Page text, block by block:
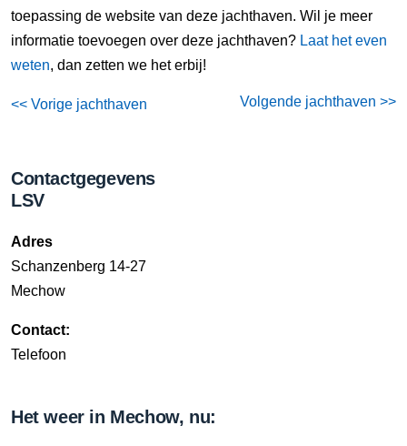
toepassing de website van deze jachthaven. Wil je meer
informatie toevoegen over deze jachthaven? Laat het even
weten, dan zetten we het erbij!
<< Vorige jachthaven Volgende jachthaven >>
Contactgegevens
LSV
Adres
Schanzenberg 14-27
Mechow
Contact:
Telefoon
Het weer in Mechow, nu: